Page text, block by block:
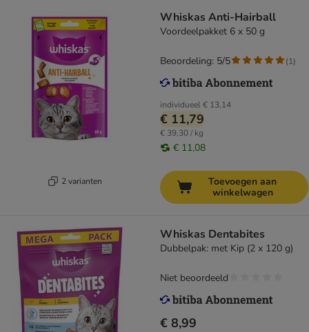
2 varianten
Whiskas Anti-Hairball
Voordeelpakket 6 x 50 g
individueel€ 13,14
€ 11,79
€ 39,30 / kg
€ 11,08
Beoordeling: 5/5 (1)
Toevoegen aan
winkelwagen
Whiskas Dentabites
Dubbelpak: met Kip (2 x 120 g)
€ 8,99
Niet beoordeeld